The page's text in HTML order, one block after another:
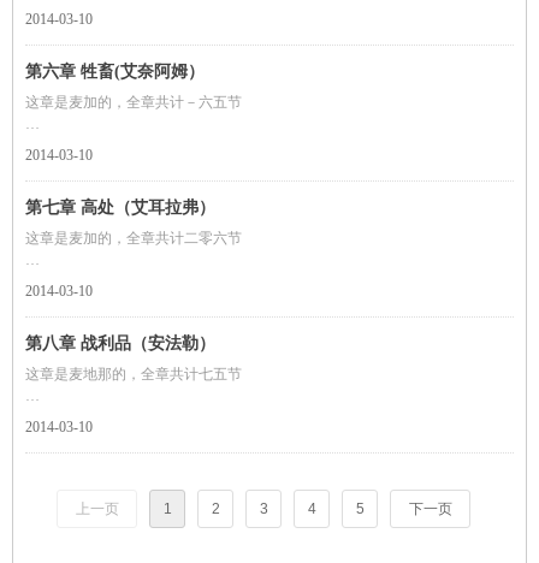
奉至仁至慈的真主之名
切牲畜，但受戒期间，或在禁地境内，不要猎取飞禽走兽。真主必定判
2014-03-10
第六章 牲畜(艾奈阿姆）
这章是麦加的，全章共计－六五节
奉至仁至慈的真主之名
人，却以物配主。
2014-03-10
第七章 高处（艾耳拉弗）
这章是麦加的，全章共计二零六节
奉至仁至慈的真主之名
二.这是降示你的经典——你的胸中切不可因此而有一点烦闷—&m
2014-03-10
第八章 战利品（安法勒）
这章是麦地那的，全章共计七五节
奉至仁至慈的真主之名
2014-03-10
上一页 1 2 3 4 5 下一页